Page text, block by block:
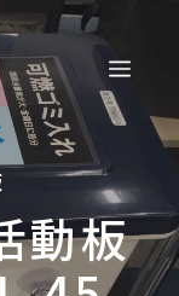
メ
ュ
ー
動板